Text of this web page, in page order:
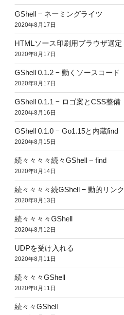
GShell − ネーミングライツ
2020年8月17日
HTMLソース印刷用ブラウザ選定
2020年8月17日
GShell 0.1.2 − 動くソースコード
2020年8月17日
GShell 0.1.1 − ロゴ案とCSS整備
2020年8月16日
GShell 0.1.0 − Go1.15と内蔵find
2020年8月15日
続々々々々続々GShell − find
2020年8月14日
続々々々々続GShell − 動的リンク
2020年8月13日
続々々々々GShell
2020年8月12日
UDPを受け入れる
2020年8月11日
続々々々GShell
2020年8月11日
続々々GShell